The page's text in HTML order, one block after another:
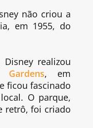
não criou a
em 1955, do
realizou
Gardens, em
ficou fascinado
O parque,
retrô, foi criado